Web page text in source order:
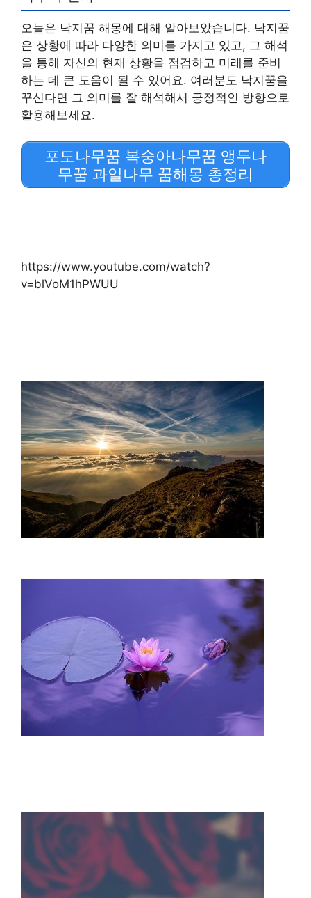
오늘은 낙지꿈 해몽에 대해 알아보았습니다. 낙지꿈
은 상황에 따라 다양한 의미를 가지고 있고, 그 해석
을 통해 자신의 현재 상황을 점검하고 미래를 준비
하는 데 큰 도움이 될 수 있어요. 여러분도 낙지꿈을
꾸신다면 그 의미를 잘 해석해서 긍정적인 방향으로
활용해보세요.
포도나무꿈 복숭아나무꿈 앵두나
무꿈 과일나무 꿈해몽 총정리
https://www.youtube.com/watch?
v=blVoM1hPWUU